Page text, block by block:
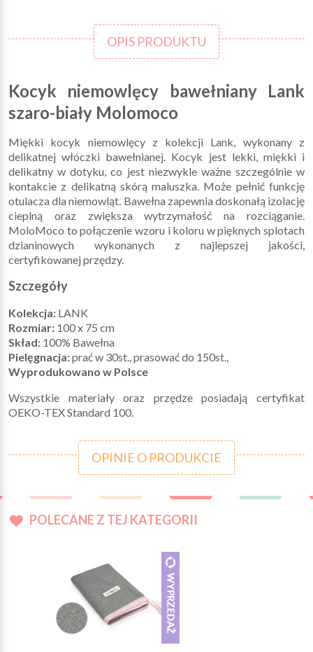
OPIS PRODUKTU
Kocyk niemowlęcy bawełniany Lank
szaro-biały Molomoco
Miękki kocyk niemowlęcy z kolekcji Lank, wykonany z
delikatnej włóczki bawełnianej. Kocyk jest lekki, miękki i
delikatny w dotyku, co jest niezwykle ważne szczególnie w
kontakcie z delikatną skórą maluszka. Może pełnić funkcję
otulacza dla niemowląt. Bawełna zapewnia doskonałą izolację
cieplną oraz zwiększa wytrzymałość na rozciąganie.
MoloMoco to połączenie wzoru i koloru w pięknych splotach
dzianinowych wykonanych z najlepszej jakości,
certyfikowanej przędzy.
Szczegóły
Kolekcja: LANK
Rozmiar: 100 x 75 cm
Skład: 100% Bawełna
Pielęgnacja:prać w 30st., prasować do 150st.,
Wyprodukowano w Polsce
Wszystkie materiały oraz przędze posiadają certyfikat
OEKO-TEX Standard 100.
OPINIE O PRODUKCIE
POLECANE Z TEJ KATEGORII